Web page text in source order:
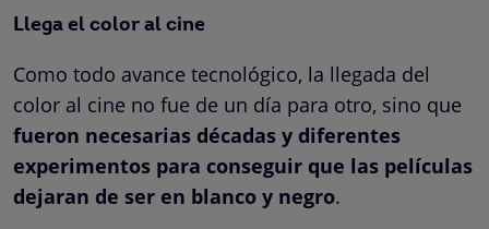
Llega el color al cine
Como todo avance tecnológico, la llegada del
color al cine no fue de un día para otro, sino que
fueron necesarias décadas y diferentes
experimentos para conseguir que las películas
dejaran de ser en blanco y negro.